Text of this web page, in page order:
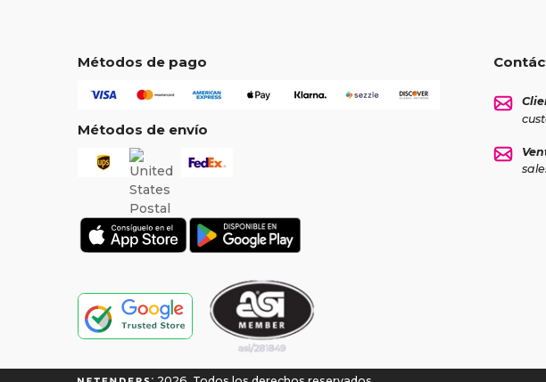
Métodos de pago
Métodos de envío